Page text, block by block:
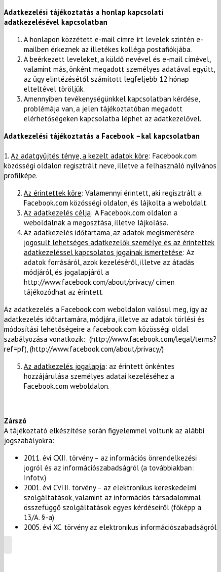
Adatkezelési tájékoztatás a honlap kapcsolati
adatkezelésével kapcsolatban
A honlapon közzétett e-mail címre írt levelek szintén e-
mailben érkeznek az illetékes kolléga postafiókjába.
A beérkezett leveleket, a küldő nevével és e-mail címével,
valamint más, önként megadott személyes adatával együtt,
az ügy elintézésétől számított legfeljebb 12 hónap
elteltével töröljük.
Amennyiben tevékenységünkkel kapcsolatban kérdése,
problémája van, a jelen tájékoztatóban megadott
elérhetőségeken kapcsolatba léphet az adatkezelővel.
Adatkezelési tájékoztatás a Facebook –kal kapcsolatban
1. Az adatgyűjtés ténye, a kezelt adatok köre: Facebook.com
közösségi oldalon regisztrált neve, illetve a felhasználó nyilvános
profilképe.
Az érintettek köre: Valamennyi érintett, aki regisztrált a
Facebook.com közösségi oldalon, és lájkolta a weboldalt.
Az adatkezelés célja: A Facebook.com oldalon a
weboldalnak a megosztása, illetve lájkolása.
Az adatkezelés időtartama, az adatok megismerésére
jogosult lehetséges adatkezelők személye és az érintettek
adatkezeléssel kapcsolatos jogainak ismertetése: Az
adatok forrásáról, azok kezeléséről, illetve az átadás
módjáról, és jogalapjáról a
http://www.facebook.com/about/privacy/ címen
tájékozódhat az érintett.
Az adatkezelés a Facebook.com weboldalon valósul meg, így az
adatkezelés időtartamára, módjára, illetve az adatok törlési és
módosítási lehetőségeire a facebook.com közösségi oldal
szabályozása vonatkozik: (http://www.facebook.com/legal/terms?
ref=pf), (http://www.facebook.com/about/privacy/)
Az adatkezelés jogalapja: az érintett önkéntes
hozzájárulása személyes adatai kezeléséhez a
Facebook.com weboldalon.
Zárszó
A tájékoztató elkészítése során figyelemmel voltunk az alábbi
jogszabályokra:
2011. évi CXII. törvény – az információs önrendelkezési
jogról és az információszabadságról (a továbbiakban:
Infotv.)
2001. évi CVIII. törvény – az elektronikus kereskedelmi
szolgáltatások, valamint az információs társadalommal
összefüggő szolgáltatások egyes kérdéseiről (főképp a
13/A. §-a)
2005. évi XC. törvény az elektronikus információszabadságról